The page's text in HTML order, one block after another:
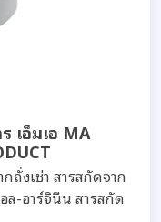
เอ็มเอ MA
ถั่งเช่า สารสกัดจาก
ล-อาร์จินีน สารสกัด